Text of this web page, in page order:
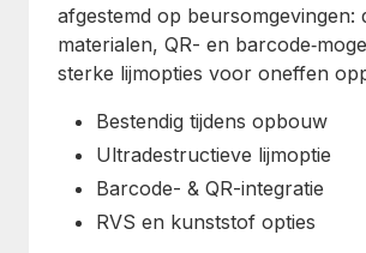
afgestemd op beursomgevingen:
materialen, QR- en
sterke lijmopties voor oneffen
Bestendig tijdens opbouw
Ultradestructieve lijmoptie
Barcode- & QR-integratie
RVS en kunststof opties